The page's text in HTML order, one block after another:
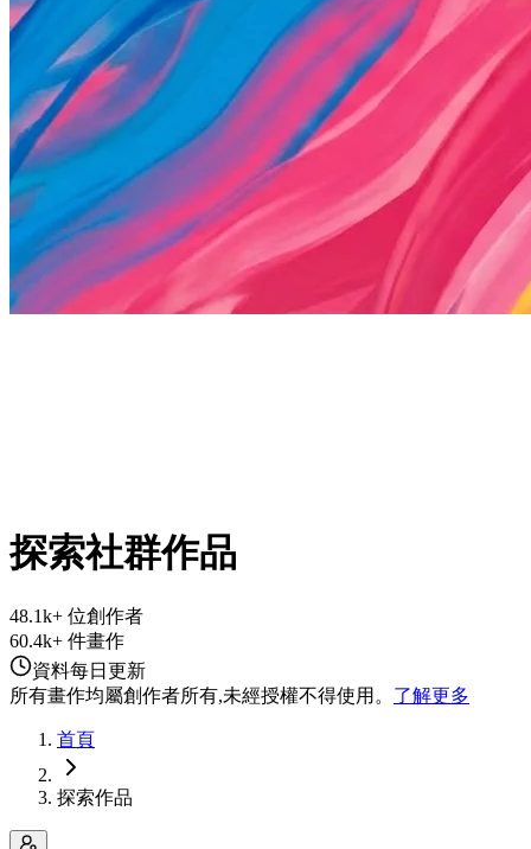
探索社群作品
48.1k+ 位創作者
60.4k+ 件畫作
資料每日更新
所有畫作均屬創作者所有,未經授權不得使用。 了解更多
首頁
探索作品